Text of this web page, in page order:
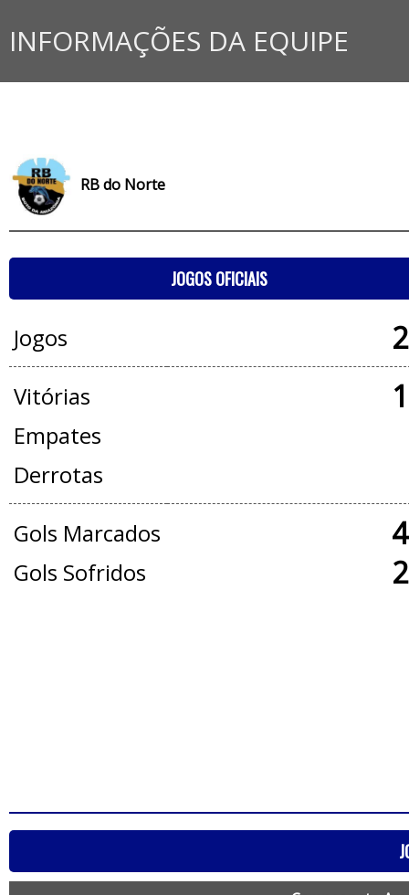
INFORMAÇÕES DA EQUIPE
RB do Norte
JOGOS OFICIAIS
Jogos
Vitórias
Empates
Derrotas
Gols Marcados
Gols Sofridos